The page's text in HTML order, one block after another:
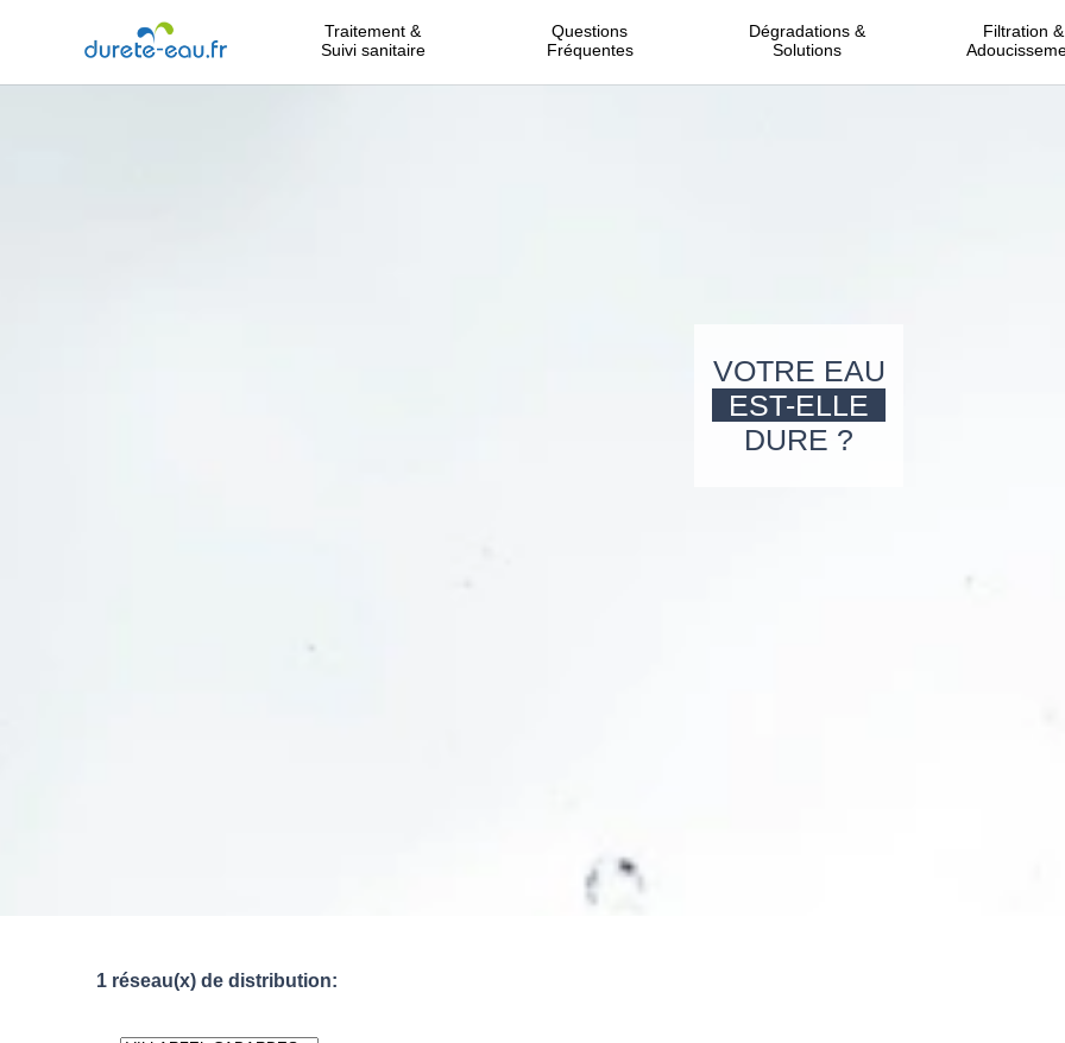
Traitement &
Suivi sanitaire
Questions
Fréquentes
Dégradations &
Solutions
Filtration &
VOTRE EAU
EST-ELLE
DURE ?
1 réseau(x) de distribution: